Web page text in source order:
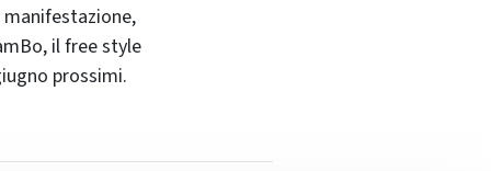
il free style
prossimi.